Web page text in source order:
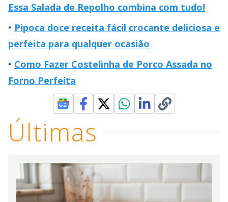
Essa Salada de Repolho combina com tudo!
Pipoca doce receita fácil crocante deliciosa e
perfeita para qualquer ocasião
Como Fazer Costelinha de Porco Assada no
Forno Perfeita
Últimas